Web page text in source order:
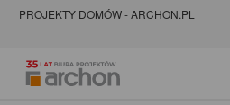
PROJEKTY DOMÓW - ARCHON.PL